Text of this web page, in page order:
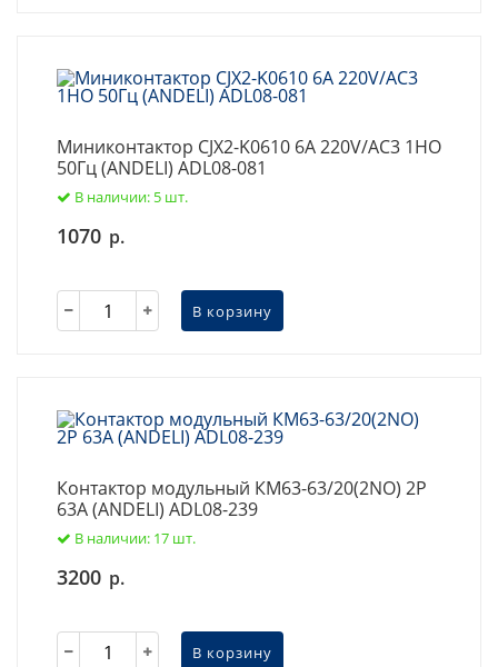
Миниконтактор CJX2-K0610 6A 220V/AC3 1НО
50Гц (ANDELI) ADL08-081
В наличии: 5 шт.
1070 р.
В корзину
Контактор модульный КМ63-63/20(2NO) 2P
63A (ANDELI) ADL08-239
В наличии: 17 шт.
3200 р.
В корзину